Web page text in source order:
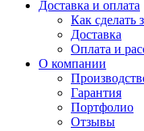
Доставка и оплата
Как сделать
Доставка
Оплата и
О компании
Гарантия
Портфолио
Отзывы